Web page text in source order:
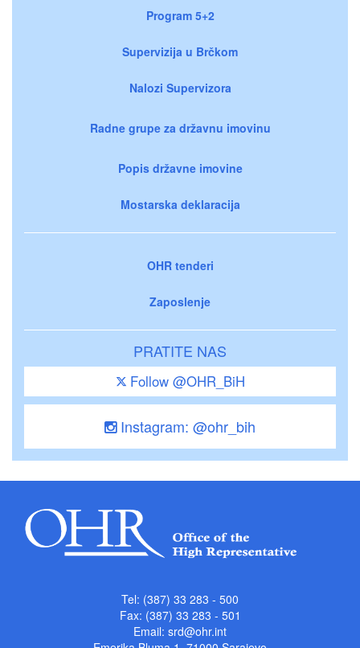
Program 5+2
Supervizija u Brčkom
Nalozi Supervizora
Radne grupe za državnu imovinu
Popis državne imovine
Mostarska deklaracija
OHR tenderi
Zaposlenje
PRATITE NAS
Follow @OHR_BiH
Instagram: @ohr_bih
Tel: (387) 33 283 - 500
Fax: (387) 33 283 - 501
Email: srd@ohr.int